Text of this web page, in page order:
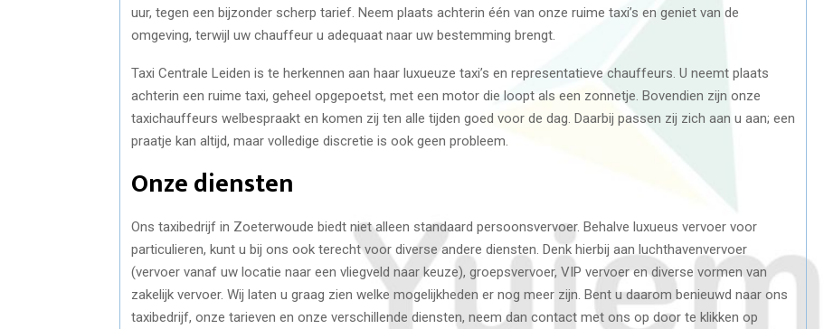
uur, tegen een bijzonder scherp tarief. Neem plaats achterin één van onze ruime taxi’s en geniet van de
omgeving, terwijl uw chauffeur u adequaat naar uw bestemming brengt.
Taxi Centrale Leiden is te herkennen aan haar luxueuze taxi’s en representatieve chauffeurs. U neemt plaats
achterin een ruime taxi, geheel opgepoetst, met een motor die loopt als een zonnetje. Bovendien zijn onze
taxichauffeurs welbespraakt en komen zij ten alle tijden goed voor de dag. Daarbij passen zij zich aan u aan; een
praatje kan altijd, maar volledige discretie is ook geen probleem.
Onze diensten
Ons taxibedrijf in Zoeterwoude biedt niet alleen standaard persoonsvervoer. Behalve luxueus vervoer voor
particulieren, kunt u bij ons ook terecht voor diverse andere diensten. Denk hierbij aan luchthavenvervoer
(vervoer vanaf uw locatie naar een vliegveld naar keuze), groepsvervoer, VIP vervoer en diverse vormen van
zakelijk vervoer. Wij laten u graag zien welke mogelijkheden er nog meer zijn. Bent u daarom benieuwd naar ons
taxibedrijf, onze tarieven en onze verschillende diensten, neem dan contact met ons op door te klikken op